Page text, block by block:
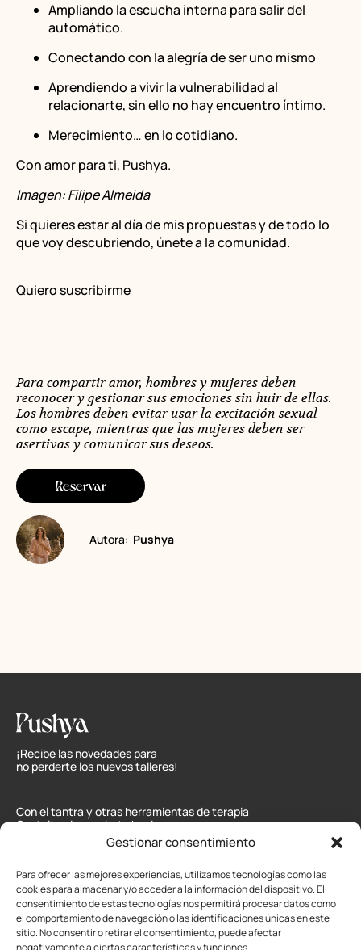
Gestionar consentimiento
Para ofrecer las mejores experiencias, utilizamos tecnologías como las
cookies para almacenar y/o acceder a la información del dispositivo. El
consentimiento de estas tecnologías nos permitirá procesar datos como
el comportamiento de navegación o las identificaciones únicas en este
sitio. No consentir o retirar el consentimiento, puede afectar
negativamente a ciertas características y funciones.
Para compartir amor, hombres y mujeres deben
reconocer y gestionar sus emociones sin huir de ellas.
Los hombres deben evitar usar la excitación sexual
como escape, mientras que las mujeres deben ser
asertivas y comunicar sus deseos.
Reservar
Autora: Pushya
Ampliando la escucha interna para salir del
automático.
Conectando con la alegría de ser uno mismo
Aprendiendo a vivir la vulnerabilidad al
relacionarte, sin ello no hay encuentro íntimo.
Merecimiento… en lo cotidiano.
Con amor para ti, Pushya.
Imagen: Filipe Almeida
Si quieres estar al día de mis propuestas y de todo lo
que voy descubriendo, únete a la comunidad.
Quiero suscribirme
¡Recibe las novedades para
no perderte los nuevos talleres!
Con el tantra y otras herramientas de terapia
Gestalt quiero guiarte hacia una mayor
comprensión de ti mismo/a y tus relaciones.
Blog,Contacto
Sexo Tantrico:
Granada, Sevilla,
Jaén y Cádiz
Contactar